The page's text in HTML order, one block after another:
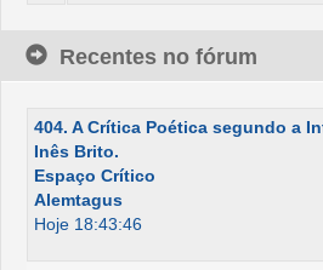
Recentes no fórum
404. A Crítica Poética segundo a
Inês Brito.
Espaço Crítico
Alemtagus
Hoje 18:43:46